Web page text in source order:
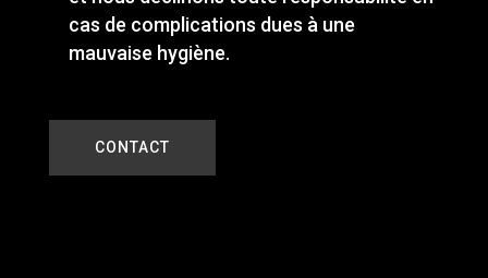
cas de complications dues à une
mauvaise hygiène.
CONTACT